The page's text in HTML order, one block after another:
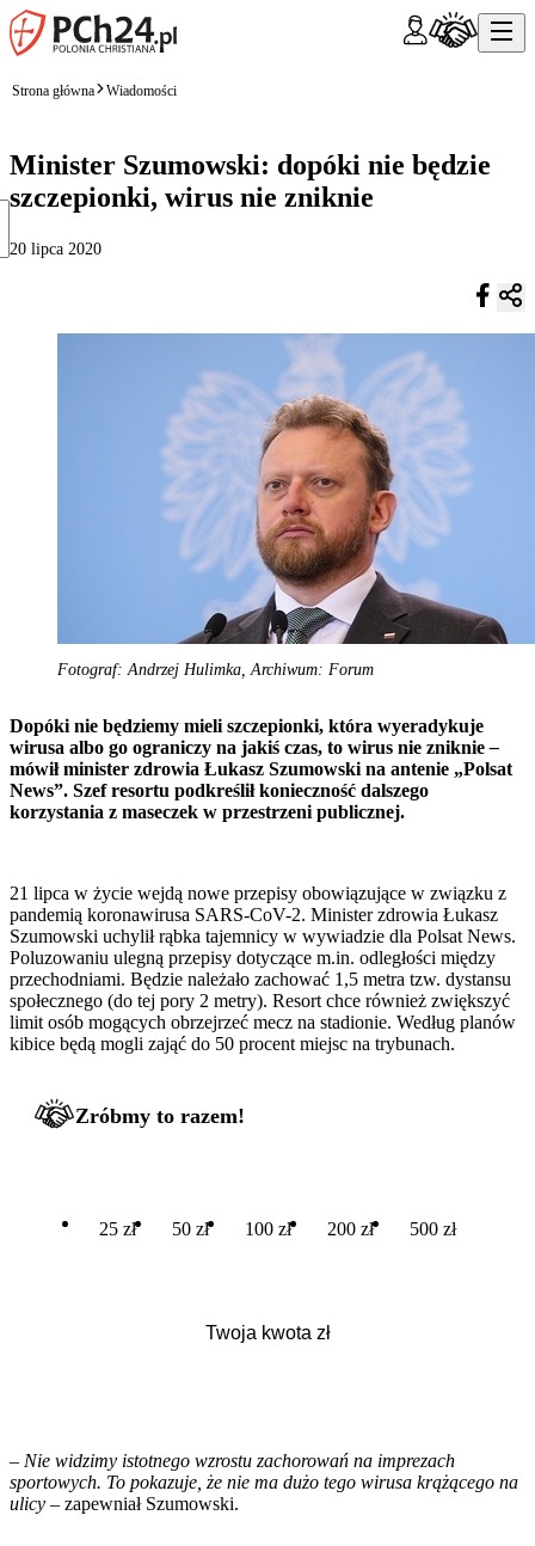
Strona główna Wiadomości
Minister Szumowski: dopóki nie będzie
szczepionki, wirus nie zniknie
20 lipca 2020
Fotograf: Andrzej Hulimka, Archiwum: Forum
Dopóki nie będziemy mieli szczepionki, która wyeradykuje
wirusa albo go ograniczy na jakiś czas, to wirus nie zniknie–
mówił minister zdrowia Łukasz Szumowski na antenie „Polsat
News”. Szef resortu podkreślił konieczność dalszego
korzystania z maseczek w przestrzeni publicznej.
21 lipca w życie wejdą nowe przepisy obowiązujące w związku z
pandemią koronawirusa SARS-CoV-2. Minister zdrowia Łukasz
Szumowski uchylił rąbka tajemnicy w wywiadzie dla Polsat News.
Poluzowaniu ulegną przepisy dotyczące m.in. odległości między
przechodniami. Będzie należało zachować 1,5 metra tzw. dystansu
społecznego (do tej pory 2 metry). Resort chce również zwiększyć
limit osób mogących obrzejrzeć mecz na stadionie. Według planów
kibice będą mogli zająć do 50 procent miejsc na trybunach.
Zróbmy to razem!
25 zł 50 zł 100 zł 200 zł 500 zł
– Nie widzimy istotnego wzrostu zachorowań na imprezach
sportowych. To pokazuje, że nie ma dużo tego wirusa krążącego na
ulicy – zapewniał Szumowski.